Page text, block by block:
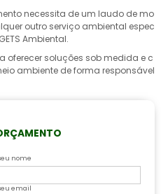
necessita de um laudo de mo
outro serviço ambiental espec
Ambiental.
oferecer soluções sob medida e c
ambiente de forma responsável
nome
email